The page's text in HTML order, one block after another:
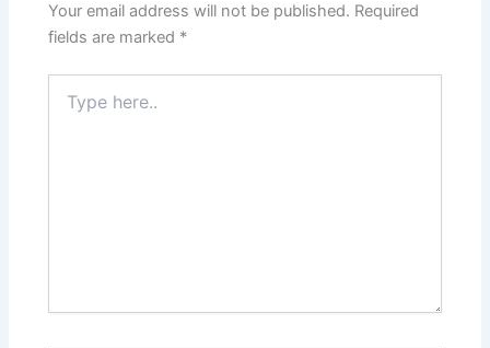
Your email address will not be published. Required
fields are marked *
here..